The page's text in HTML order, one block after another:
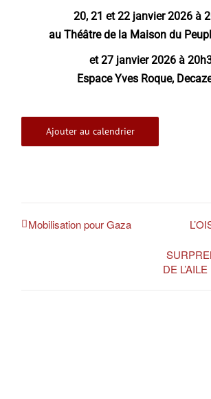
20, 21 et 22 janvier 2026 à
au Théâtre de la Maison du
et 27 janvier 2026 à
Espace Yves Roque,
Ajouter au calendrier
Mobilisation pour Gaza
DE